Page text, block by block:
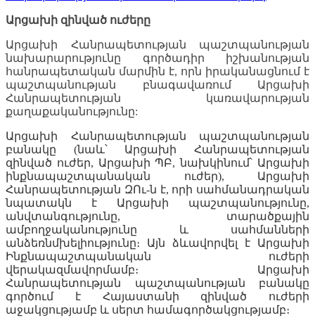
Արցախի զինված ուժերը
Արցախի Հանրապետության պաշտպանության
նախարարությունը գործադիր իշխանության
հանրապետական մարմին է, որն իրականացնում է
պաշտպանության բնագավառում Արցախի
Հանրապետության կառավարության
քաղաքականությունը:
Արցախի Հանրապետության պաշտպանության
բանակը (նաև՝ Արցախի Հանրապետության
զինված ուժեր, Արցախի ՊԲ, նախկինում՝ Արցախի
ինքնապաշտպանական ուժեր), Արցախի
Հանրապետության ԶՈւ-ն է, որի սահմանադրական
նպատակն է Արցախի պաշտպանությունը,
անվտանգությունը, տարածքային
ամբողջականությունը և սահմանների
անձեռնմխելիությունը։ Այն ձևավորվել է Արցախի
Ինքնապաշտպանական ուժերի
վերակազմավորմամբ։ Արցախի
Հանրապետության պաշտպանության բանակը
գործում է Հայաստանի զինված ուժերի
աջակցությամբ և սերտ համագործակցությամբ։